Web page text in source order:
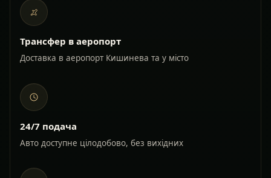
Трансфер в аеропорт
Доставка в аеропорт Кишинева та у місто
24/7 подача
Авто доступне цілодобово, без вихідних